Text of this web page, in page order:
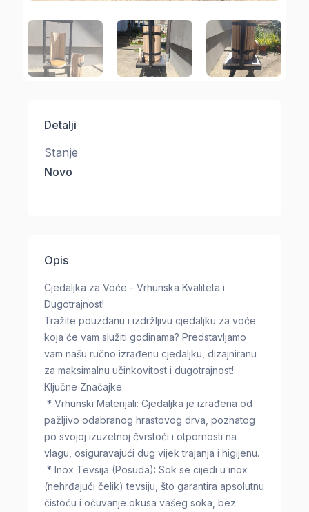
Detalji
Stanje
Novo
Opis
Cjedaljka za Voće - Vrhunska Kvaliteta i
Dugotrajnost!
Tražite pouzdanu i izdržljivu cjedaljku za voće
koja će vam služiti godinama? Predstavljamo
vam našu ručno izrađenu cjedaljku, dizajniranu
za maksimalnu učinkovitost i dugotrajnost!
Ključne Značajke:
* Vrhunski Materijali: Cjedaljka je izrađena od
pažljivo odabranog hrastovog drva, poznatog
po svojoj izuzetnoj čvrstoći i otpornosti na
vlagu, osiguravajući dug vijek trajanja i higijenu.
* Inox Tevsija (Posuda): Sok se cijedi u inox
(nehrđajući čelik) tevsiju, što garantira apsolutnu
čistoću i očuvanje okusa vašeg soka, bez